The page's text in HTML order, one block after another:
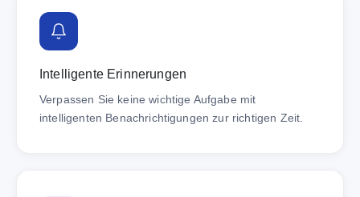
Intelligente Erinnerungen
Verpassen Sie keine wichtige Aufgabe mit
intelligenten Benachrichtigungen zur richtigen Zeit.